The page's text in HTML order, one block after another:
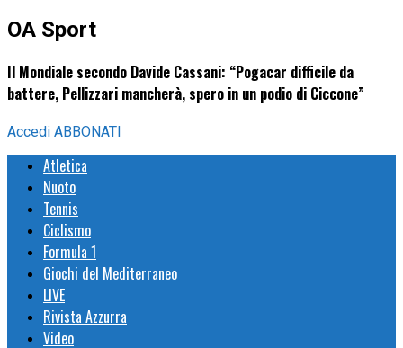
OA Sport
Il Mondiale secondo Davide Cassani: “Pogacar difficile da
battere, Pellizzari mancherà, spero in un podio di Ciccone”
Accedi ABBONATI
Atletica
Nuoto
Tennis
Ciclismo
Formula 1
Giochi del Mediterraneo
LIVE
Rivista Azzurra
Video